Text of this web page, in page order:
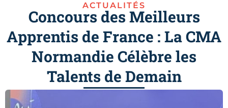
ACTUALITÉS
Concours des Meilleurs
Apprentis de France : La CMA
Normandie Célèbre les
Talents de Demain